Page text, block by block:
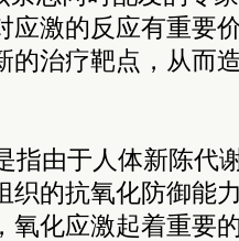
应激的反应有重要
的治疗靶点，从而
指由于人体新陈代
织的抗氧化防御能
氧化应激起着重要